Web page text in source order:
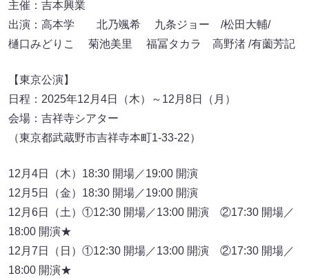
主催：吉本興業
出演：高本学 北乃颯希 九条ジョー /松田大輔/
樋口みどりこ 菊池美里 福冨タカラ 高野渚 /有薗芳記
【東京公演】
日程：2025年12月4日（木）～12月8日（月）
会場：吉祥寺シアター
（東京都武蔵野市吉祥寺本町1-33-22）
12月4日（木）18:30 開場／19:00 開演
12月5日（金）18:30 開場／19:00 開演
12月6日（土）①12:30 開場／13:00 開演 ②17:30 開場／
18:00 開演★
12月7日（日）①12:30 開場／13:00 開演 ②17:30 開場／
18:00 開演★